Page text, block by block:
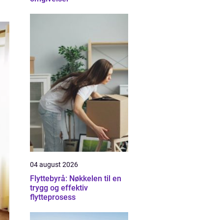
04 august 2026
Flyttebyrå: Nøkkelen til en
trygg og effektiv
flytteprosess